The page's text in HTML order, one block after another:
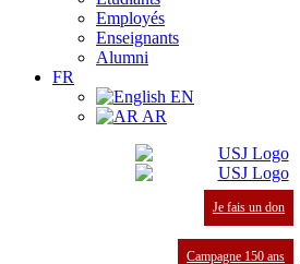
Employés
Enseignants
Alumni
FR
EN
AR
Je fais un don
Campagne 150 ans